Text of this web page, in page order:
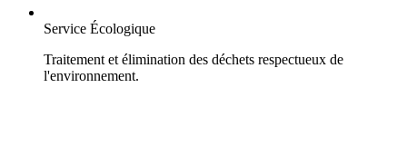
Service Écologique
Traitement et élimination des déchets respectueux de
l'environnement.